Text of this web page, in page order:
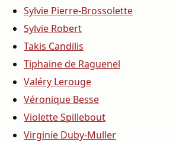
Sylvie Pierre-Brossolette
Sylvie Robert
Takis Candilis
Tiphaine de Raguenel
Valéry Lerouge
Véronique Besse
Violette Spillebout
Virginie Duby-Muller